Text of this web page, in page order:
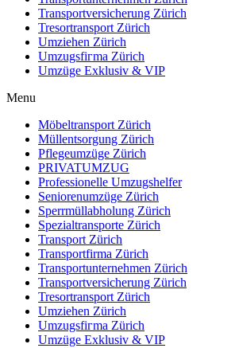
Transportversicherung Zürich
Tresortransport Zürich
Umziehen Zürich
Umzugsfiгmа Zürich
Umzüge Exklusiv & VIP
Menu
Möbeltransport Zürich
Müllentsorgung Zürich
Pflegeumzüge Zürich
PRIVATUMZUG
Professionelle Umzugshelfer
Seniorenumzüge Zürich
Sperrmüllabholung Zürich
Spezialtransporte Zürich
Transport Zürich
Transportfirma Zürich
Transportunternehmen Zürich
Transportversicherung Zürich
Tresortransport Zürich
Umziehen Zürich
Umzugsfiгmа Zürich
Umzüge Exklusiv & VIP